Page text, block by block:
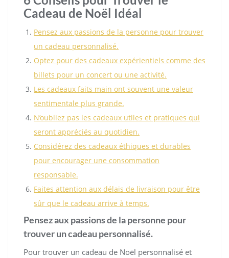
Cadeau de Noël Idéal
Pensez aux passions de la personne pour trouver
un cadeau personnalisé.
Optez pour des cadeaux expérientiels comme des
billets pour un concert ou une activité.
Les cadeaux faits main ont souvent une valeur
sentimentale plus grande.
N’oubliez pas les cadeaux utiles et pratiques qui
seront appréciés au quotidien.
Considérez des cadeaux éthiques et durables
pour encourager une consommation
responsable.
Faites attention aux délais de livraison pour être
sûr que le cadeau arrive à temps.
Pensez aux passions de la personne pour
trouver un cadeau personnalisé.
Pour trouver un cadeau de Noël personnalisé et